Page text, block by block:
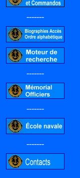
-------
-------
-------
-------